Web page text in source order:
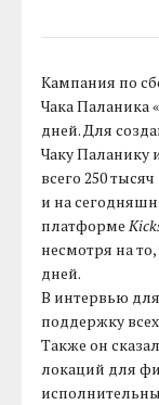
Кампания по
Чака Паланика
дней. Для
Чаку
всего 250
и на
платформе
несмотря на
дней.
В интервью для
поддержку
Также он
локаций для